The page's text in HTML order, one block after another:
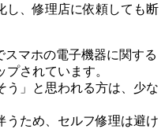
し、修理店に依頼しても断
スマホの電子機器に関する
されています。
う」と思われる方は、少な
うため、セルフ修理は避け